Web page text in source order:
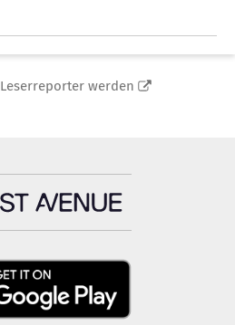
Leserreporter werden